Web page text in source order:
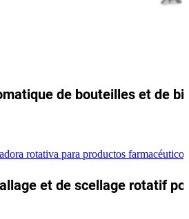
de bouteilles et de
et de scellage rotatif